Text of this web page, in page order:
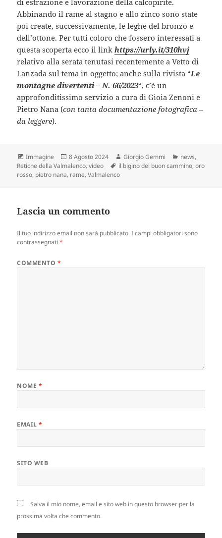
di estrazione e lavorazione della calcopirite.
Abbinando il rame al stagno e allo zinco sono state
poi create, successivamente, le leghe del bronzo e
dell’ottone. Per tutti coloro che fossero interessati a
questa scoperta ecco il linkhttps://urly.it/310hvj
relativo alla serata tenutasi recentemente a Vetto di
Lanzada sul tema in oggetto; anche sulla rivista “Le
montagne divertenti – N. 66/2023“, c’è un
approfonditissimo servizio a cura di Gioia Zenoni e
Pietro Nana (con tanta documentazione fotografica –
da leggere).
Formato
Immagine
Scritto
il
8 Agosto 2024 Autore
Giorgio Gemmi Categorie
news,
Retiche della Valmalenco,video Tag
il bigino del buon cammino,oro
rosso, pietro nana, rame,Valmalenco
Lascia un commento
Il tuo indirizzo email non sarà pubblicato. I campi obbligatori sono
contrassegnati*
COMMENTO *
NOME *
EMAIL*
SITO WEB
Salva il mio nome, email e sito web in questo browser per la
prossima volta che commento.